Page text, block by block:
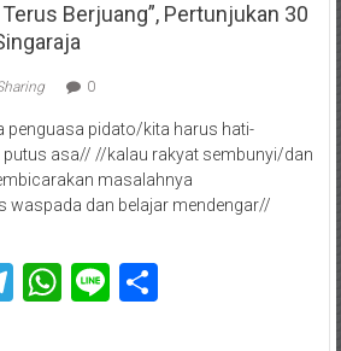
Berjuang”, Pertunjukan 30
0
penguasa pidato/kita harus hati-
asa// //kalau rakyat sembunyi/dan
masalahnya
waspada dan belajar mendengar//
Telegram
WhatsApp
LineShare